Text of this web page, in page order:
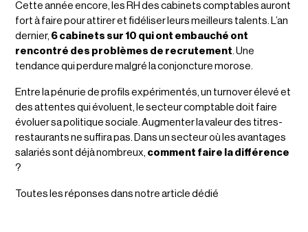
Cette année encore, les RH des cabinets comptables auront
fort à faire pour attirer et fidéliser leurs meilleurs talents. L’an
dernier, 6 cabinets sur 10 qui ont embauché ont
rencontré des problèmes de recrutement. Une
tendance qui perdure malgré la conjoncture morose.
Entre la pénurie de profils expérimentés, un turnover élevé et
des attentes qui évoluent, le secteur comptable doit faire
évoluer sa politique sociale. Augmenter la valeur des titres-
restaurants ne suffira pas. Dans un secteur où les avantages
salariés sont déjà nombreux, comment faire la différence
?
Toutes les réponses dans notre article dédié